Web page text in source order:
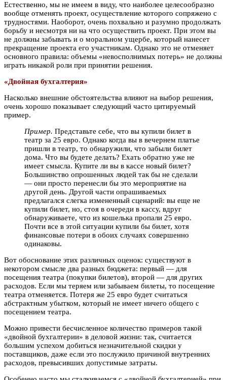
Естественно, мы не имеем в виду, что наиболее целесообразно
вообще отменять проект, осуществление которого сопряжено с
трудностями. Наоборот, очень похвально и разумно продолжать
борьбу и несмотря ни на что осуществить проект. При этом вы
не должны забывать и о моральном ущербе, который нанесет
прекращение проекта его участникам. Однако это не отменяет
основного правила: объемы «невосполнимых потерь» не должны
играть никакой роли при принятии решения.
«Двойная бухгалтерия»
Насколько внешние обстоятельства влияют на выбор решения,
очень хорошо показывает следующий часто цитируемый
пример.
Пример. Представьте себе, что вы купили билет в
театр за 25 евро. Однако когда вы в вечернем платье
пришли в театр, то обнаружили, что забыли билет
дома. Что вы будете делать? Ехать обратно уже не
имеет смысла. Купите ли вы в кассе новый билет?
Большинство опрошенных людей так бы не сделали
— они просто перенесли бы это мероприятие на
другой день. Другой части опрашиваемых
предлагался слегка измененный сценарий: вы еще не
купили билет, но, стоя в очереди в кассу, вдруг
обнаруживаете, что из кошелька пропали 25 евро.
Почти все в этой ситуации купили бы билет, хотя
финансовые потери в обоих случаях совершенно
одинаковы.
Вот обоснование этих различных оценок: существуют в
некотором смысле два разных бюджета: первый — для
посещения театра (покупки билетов), второй — для других
расходов. Если мы теряем или забываем билеты, то посещение
театра отменяется. Потеря же 25 евро будет считаться
абстрактным убытком, который не имеет ничего общего с
посещением театра.
Можно привести бесчисленное количество примеров такой
«двойной бухгалтерии» в деловой жизни: так, считается
большим успехом добиться незначительной скидки у
поставщиков, даже если это послужило причиной внутренних
расходов, превысивших допустимые затраты.